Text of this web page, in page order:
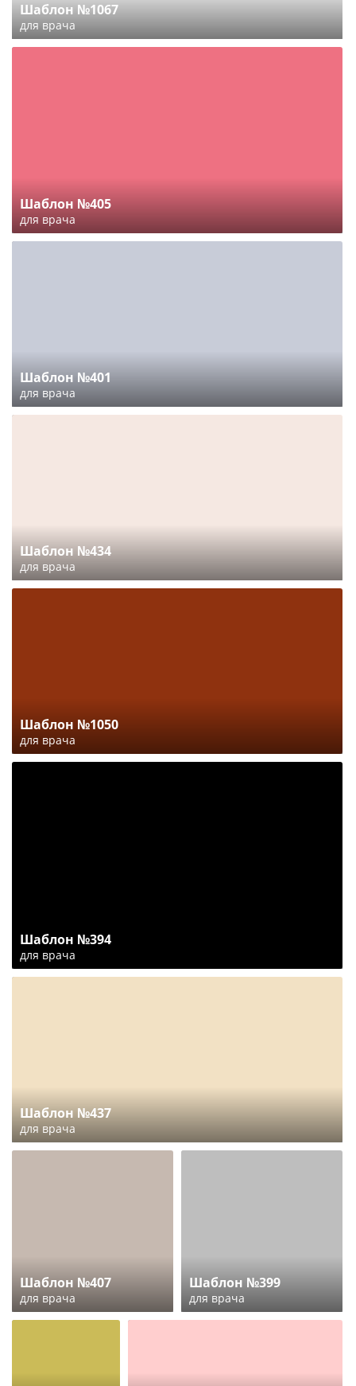
Шаблон №1067
для врача
Шаблон №405
для врача
Шаблон №401
для врача
Шаблон №434
для врача
Шаблон №1050
для врача
Шаблон №394
для врача
Шаблон №437
для врача
Шаблон №407
для врача
Шаблон №399
для врача